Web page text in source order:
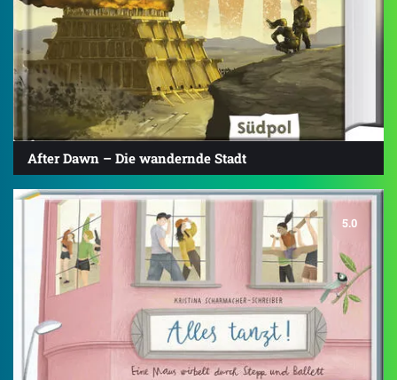
After Dawn – Die wandernde Stadt
5.0